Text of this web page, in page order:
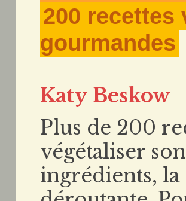
200 recettes
gourmandes
Katy Beskow
Plus de 200
végétaliser
ingrédients, la